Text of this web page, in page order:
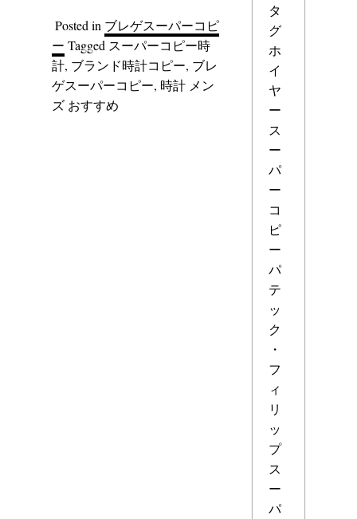
Posted in ブレゲスーパーコピ
ー Tagged スーパーコピー時
計, ブランド時計コピー, ブレ
ゲスーパーコピー, 時計 メン
ズ おすすめ
タ
グ
ホ
イ
ヤ
ー
ス
ー
パ
ー
コ
ピ
ー
パ
テ
ッ
ク
・
フ
ィ
リ
ッ
プ
ス
ー
パ